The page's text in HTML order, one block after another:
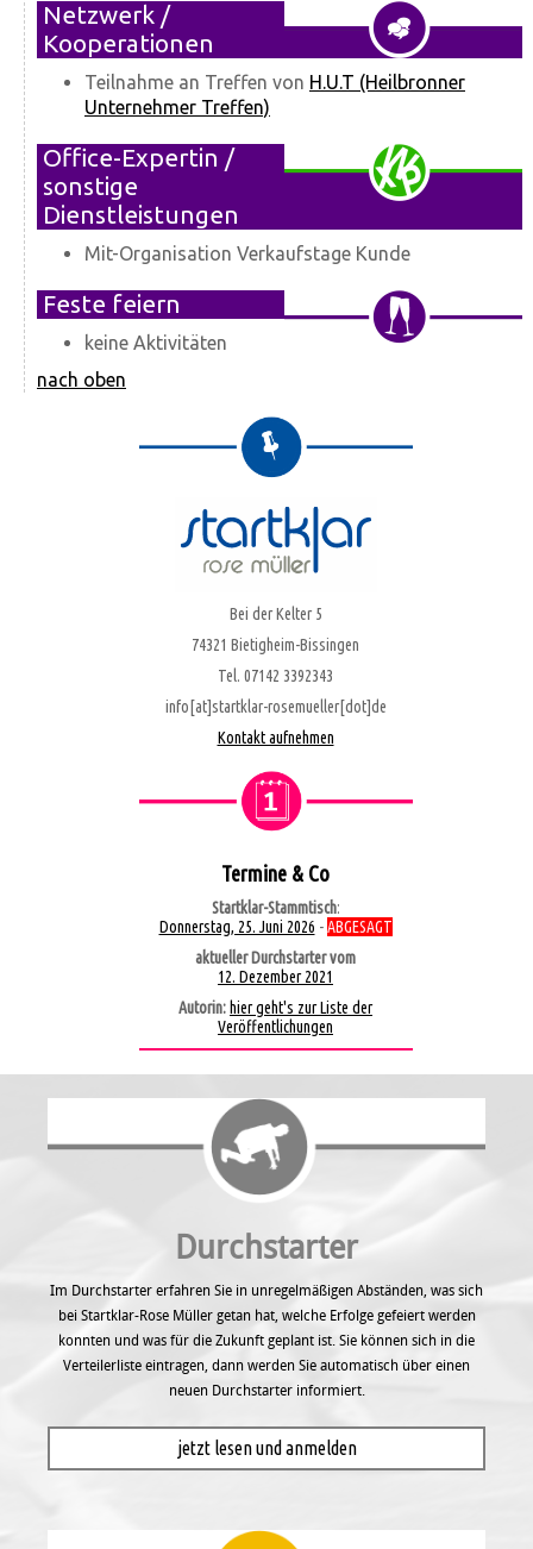
Netzwerk /
Kooperationen
Teilnahme an Treffen von H.U.T (Heilbronner
Unternehmer Treffen)
Office-Expertin /
sonstige
Dienstleistungen
Mit-Organisation Verkaufstage Kunde
Feste feiern
keine Aktivitäten
nach oben
Bei der Kelter 5
74321 Bietigheim-Bissingen
Tel. 07142 3392343
info[at]startklar-rosemueller[dot]de
Kontakt aufnehmen
Termine & Co
Startklar-Stammtisch:
Donnerstag, 25. Juni 2026 -ABGESAGT
aktueller Durchstarter vom
12. Dezember 2021
Autorin: hier geht's zur Liste der
Veröffentlichungen
Durchstarter
Im Durchstarter erfahren Sie in unregel­mäßigen Abständen, was sich
bei Startklar-Rose Müller getan hat, welche Erfolge gefeiert werden
konnten und was für die Zukunft geplant ist. Sie können sich in die
Verteilerliste eintragen, dann werden Sie automatisch über einen
neuen Durchstarter informiert.
jetzt lesen und anmelden